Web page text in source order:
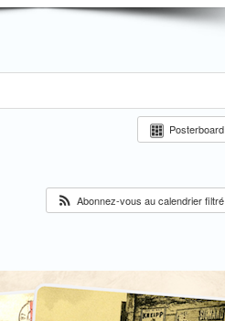
Posterboard
Abonnez-vous au calendrier filtré